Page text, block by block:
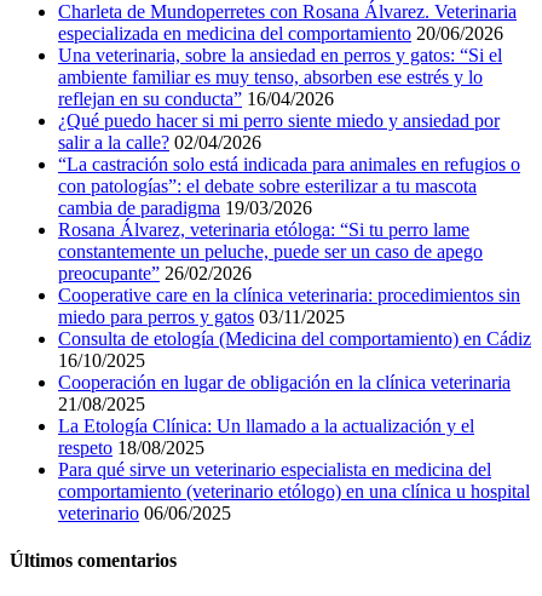
Charleta de Mundoperretes con Rosana Álvarez. Veterinaria
especializada en medicina del comportamiento 20/06/2026
Una veterinaria, sobre la ansiedad en perros y gatos: “Si el
ambiente familiar es muy tenso, absorben ese estrés y lo
reflejan en su conducta” 16/04/2026
¿Qué puedo hacer si mi perro siente miedo y ansiedad por
salir a la calle? 02/04/2026
“La castración solo está indicada para animales en refugios o
con patologías”: el debate sobre esterilizar a tu mascota
cambia de paradigma 19/03/2026
Rosana Álvarez, veterinaria etóloga: “Si tu perro lame
constantemente un peluche, puede ser un caso de apego
preocupante” 26/02/2026
Cooperative care en la clínica veterinaria: procedimientos sin
miedo para perros y gatos 03/11/2025
Consulta de etología (Medicina del comportamiento) en Cádiz
16/10/2025
Cooperación en lugar de obligación en la clínica veterinaria
21/08/2025
La Etología Clínica: Un llamado a la actualización y el
respeto 18/08/2025
Para qué sirve un veterinario especialista en medicina del
comportamiento (veterinario etólogo) en una clínica u hospital
veterinario 06/06/2025
Últimos comentarios